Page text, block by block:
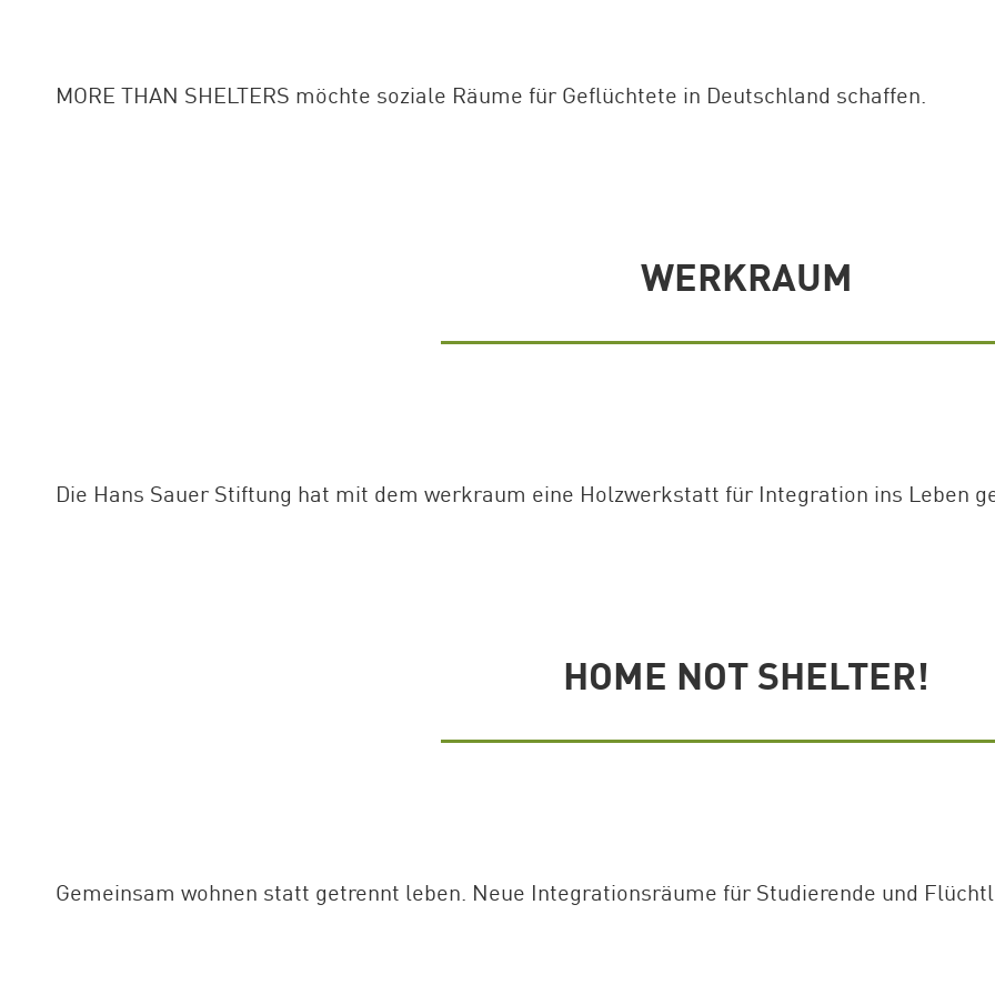
MORE THAN SHELTERS möchte soziale Räume für Geflüchtete in Deutschland schaffen.
WERKRAUM
Die Hans Sauer Stiftung hat mit dem werkraum eine Holzwerkstatt für Integration ins Leben
HOME NOT SHELTER!
Gemeinsam wohnen statt getrennt leben. Neue Integrationsräume für Studierende und